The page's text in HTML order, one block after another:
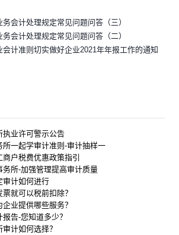
会计处理规定常见问题问答（三）
会计处理规定常见问题问答（二）
计准则切实做好企业2021年年报工作的通知
执业许可警示公告
所一起学审计准则-审计抽样一
户税费优惠政策指引
务所-加强管理提高审计质量
审计如何进行
就可以税前扣除？
企业提供哪些服务？
告-您知道多少？
计如何选择？